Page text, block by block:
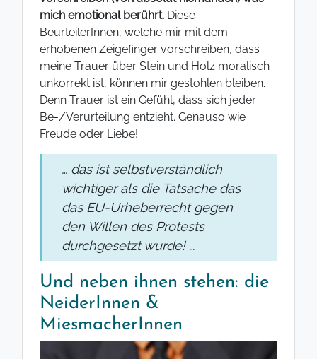
mich emotional berührt. Diese
BeurteilerInnen, welche mir mit dem
erhobenen Zeigefinger vorschreiben, dass
meine Trauer über Stein und Holz moralisch
unkorrekt ist, können mir gestohlen bleiben.
Denn Trauer ist ein Gefühl, dass sich jeder
Be-/Verurteilung entzieht. Genauso wie
Freude oder Liebe!
… das ist selbstverständlich
wichtiger als die Tatsache das
das EU-Urheberrecht gegen
den Willen des Protests
durchgesetzt wurde! …
Und neben ihnen stehen: die
NeiderInnen &
MiesmacherInnen